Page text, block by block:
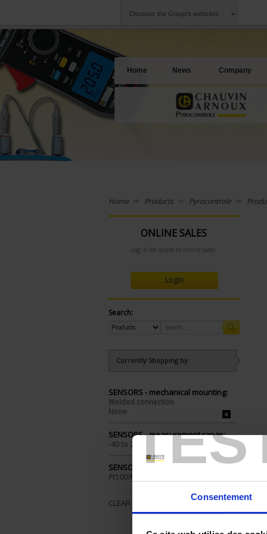
Consentement
Discover the Group's websites
Home News Company
Home Products Pyrocontrole
ONLINE SALES
Log in for access to online sales.
Login
Search:
Currently Shopping by:
SENSORS - mechanical mounting:
Welded connection
None
SENSORS - measurement range:
-40 to 200°C
SENSORS - I/O type:
Pt100/Pt1000
CLEAR ALL